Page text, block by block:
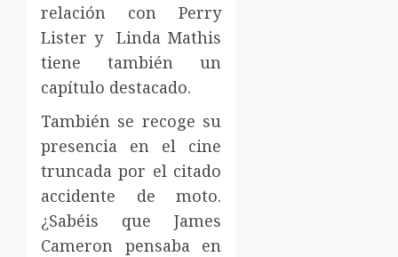
relación con Perry
Lister y Linda Mathis
tiene también un
capítulo destacado.
También se recoge su
presencia en el cine
truncada por el citado
accidente de moto.
¿Sabéis que James
Cameron pensaba en